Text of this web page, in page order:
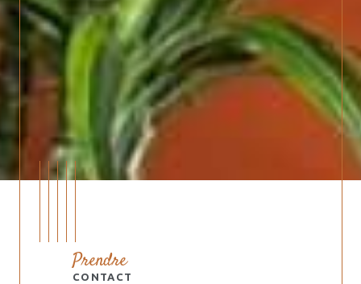
Prendre
CONTACT